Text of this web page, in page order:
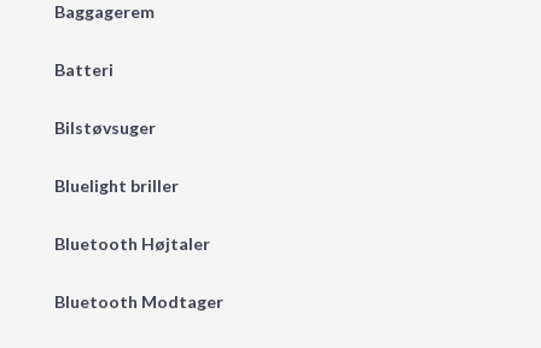
Baggagerem
Batteri
Bilstøvsuger
Bluelight briller
Bluetooth Højtaler
Bluetooth Modtager